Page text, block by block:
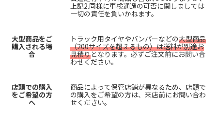
上記2.同様に車検通過の可否に関しましては
一切の責任を負いかねます。
大型商品をご
購入される場
合
トラック用タイヤやバンパーなどの大型商品
（200サイズを超えるもの）は送料が別途お
見積りとなります。必ずご注文前にお問い合
わせください。
店頭での購入
をご希望の方
へ
商品によって保管店舗が異なるため、店頭で
の購入をご希望の方は、来店前にお問い合わ
せください。